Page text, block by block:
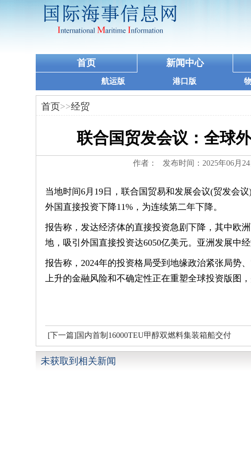
首页 新闻中心
航运版 港口版
首页>>经贸
联合国贸发会议：全球
作者： 发布时间：2025年06月
当地时间6月19日，联合国贸易和发展会议(贸发会
外国直接投资下降11%，为连续第二年下降。
报告称，发达经济体的直接投资急剧下降，其中欧
地，吸引外国直接投资达6050亿美元。亚洲发展中
报告称，2024年的投资格局受到地缘政治紧张局势
上升的金融风险和不确定性正在重塑全球投资版图
[下一篇]国内首制16000TEU甲醇双燃料集装箱船交付
未获取到相关新闻